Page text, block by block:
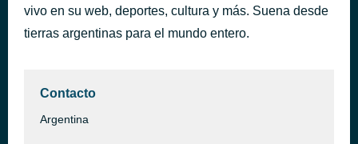
vivo en su web, deportes, cultura y más. Suena desde
tierras argentinas para el mundo entero.
Contacto
Argentina